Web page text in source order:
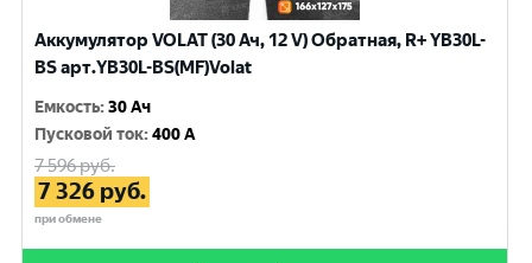
Аккумулятор VOLAT (30 Ач, 12 V) Обратная, R+ YB30L-
BS арт.YB30L-BS(MF)Volat
Емкость:30 Ач
Пусковой ток:400 A
7 596руб.
7 326 руб.
при обмене